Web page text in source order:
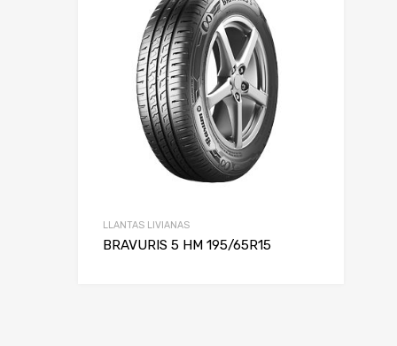
LLANTAS LIVIANAS
BRAVURIS 5 HM 195/65R15